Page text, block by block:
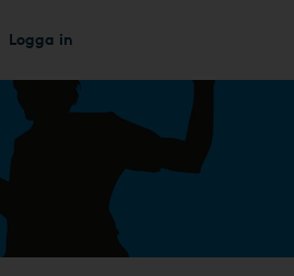
Logga in